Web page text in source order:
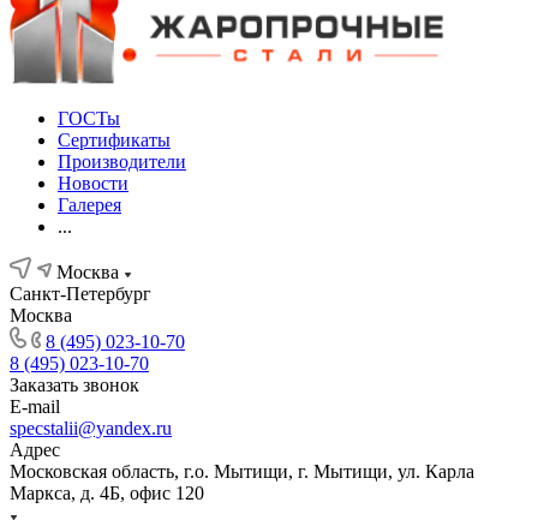
ГОСТы
Сертификаты
Производители
Новости
Галерея
...
Москва
Санкт-Петербург
Москва
8 (495) 023-10-70
8 (495) 023-10-70
Заказать звонок
E-mail
specstalii@yandex.ru
Адрес
Московская область, г.о. Мытищи, г. Мытищи, ул. Карла
Маркса, д. 4Б, офис 120